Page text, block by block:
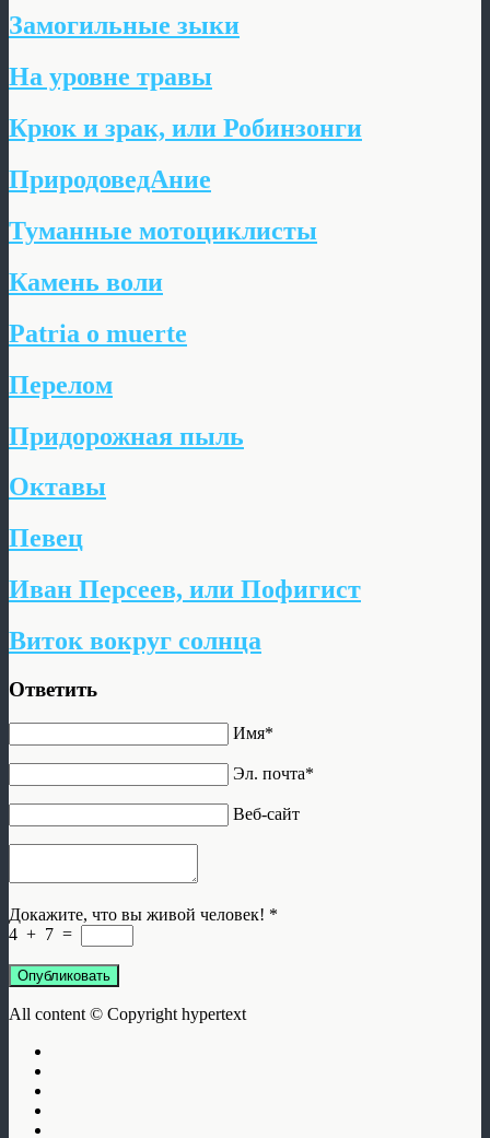
Замогильные зыки
На уровне травы
Крюк и зрак, или Робинзонги
ПриродоведАние
Туманные мотоциклисты
Камень воли
Patria o muerte
Перелом
Придорожная пыль
Октавы
Певец
Иван Персеев, или Пофигист
Виток вокруг солнца
Ответить
Имя*
Эл. почта*
Веб-сайт
Докажите, что вы живой человек! *
4 + 7 =
Опубликовать
All content © Copyright hypertext